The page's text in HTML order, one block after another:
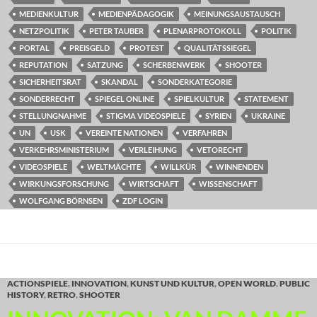
MEDIENKULTUR
MEDIENPÄDAGOGIK
MEINUNGSAUSTAUSCH
NETZPOLITIK
PETER TAUBER PLENARPROTOKOLL
POLITIK
PORTAL
PREISGELD PROTEST
QUALITÄTSSIEGEL
REPUTATION
SATZUNG SCHERBENWERK
SHOOTER
SICHERHEITSRAT
SKANDAL
SONDERKATEGORIE
SONDERRECHT
SPIEGEL ONLINE SPIELKULTUR
STATEMENT
STELLUNGNAHME
STIGMA VIDEOSPIELE SYRIEN
UKRAINE
UN
USK VEREINTE NATIONEN
VERFAHREN
VERKEHRSMINISTERIUM
VERLEIHUNG
VETORECHT
VIDEOSPIELE
WELTMÄCHTE WILLKÜR
WINNENDEN
WIRKUNGSFORSCHUNG
WIRTSCHAFT
WISSENSCHAFT
WOLFGANG BÖRNSEN
ZDF LOGIN
ACTIONSPIELE, INNOVATION,KUNST UND KULTUR,OPEN WORLD,PUBLIC
HISTORY,RETRO,SHOOTER